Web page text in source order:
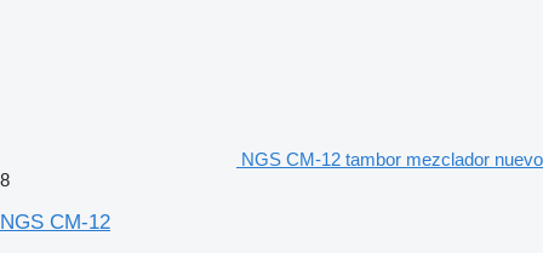
NGS CM-12 tambor mezclador nuevo
8
NGS CM-12